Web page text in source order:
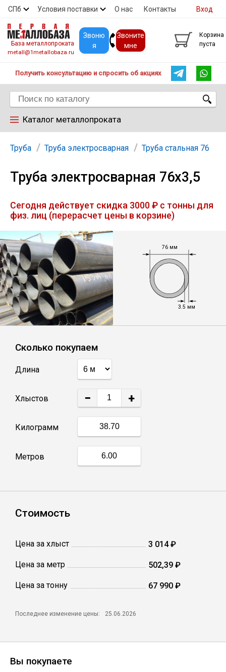
СПб Условия поставки О нас Контакты
Скидки Прайс Покупателям
Вход
База металлопроката
metall@1metallobaza.ru
Звоню
я
Звоните
мне
Корзина
пуста
Получить консультацию и спросить об акциях
Каталог металлопроката
Арматура
Труба профильная
Труба
Лист
Уголок
Балка
Швеллер
Квадрат
Катанка
Столбы заборные
Проволока
Труба Труба электросварная Труба стальная 76
Труба электросварная 76х3,5
Сегодня действует скидка 3000 ₽ с тонны для
физ. лиц (перерасчет цены в корзине)
76 мм
3.5 мм
Сколько покупаем
Длина
Хлыстов − +
Килограмм
Метров
Стоимость
Цена за хлыст 3 014 ₽
Цена за метр 502,39 ₽
Цена за тонну 67 990 ₽
Последнее изменение цены: 25.06.2026
Вы покупаете